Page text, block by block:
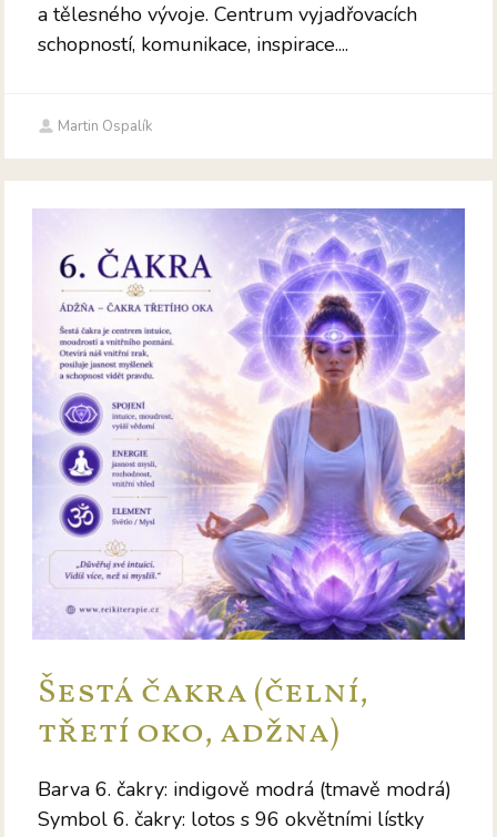
a tělesného vývoje. Centrum vyjadřovacích
schopností, komunikace, inspirace....
Martin Ospalík
Šestá čakra (čelní,
třetí oko, adžna)
Barva 6. čakry: indigově modrá (tmavě modrá)
Symbol 6. čakry: lotos s 96 okvětními lístky